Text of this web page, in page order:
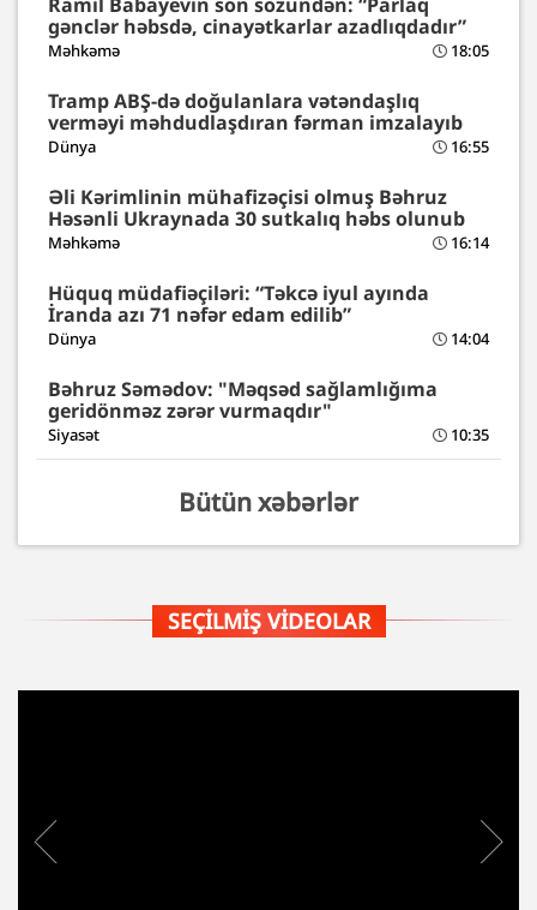
gənclər həbsdə, cinayətkarlar azadlıqdadır”
Məhkəmə 18:05
Tramp ABŞ-də doğulanlara vətəndaşlıq
verməyi məhdudlaşdıran fərman imzalayıb
Dünya 16:55
Əli Kərimlinin mühafizəçisi olmuş Bəhruz
Həsənli Ukraynada 30 sutkalıq həbs olunub
Məhkəmə 16:14
Hüquq müdafiəçiləri: “Təkcə iyul ayında
İranda azı 71 nəfər edam edilib”
Dünya 14:04
Bəhruz Səmədov: "Məqsəd sağlamlığıma
geridönməz zərər vurmaqdır"
Siyasət 10:35
Bütün xəbərlər
SEÇILMIŞ VIDEOLAR